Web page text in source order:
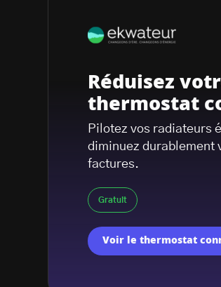
Réduisez
thermostat
Pilotez vos radiateurs
diminuez durablement
factures.
Gratuit
Voir le thermostat